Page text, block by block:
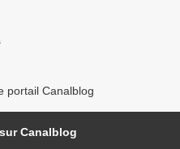
portail Canalblog
Canalblog